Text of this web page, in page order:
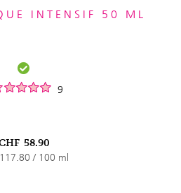
INTENSIF 50 ML
9
58.90
/ 100 ml